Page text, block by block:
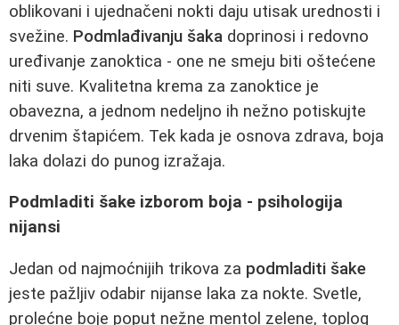
oblikovani i ujednačeni nokti daju utisak urednosti i
svežine. Podmlađivanju šaka doprinosi i redovno
uređivanje zanoktica - one ne smeju biti oštećene
niti suve. Kvalitetna krema za zanoktice je
obavezna, a jednom nedeljno ih nežno potiskujte
drvenim štapićem. Tek kada je osnova zdrava, boja
laka dolazi do punog izražaja.
Podmladiti šake izborom boja - psihologija
nijansi
Jedan od najmoćnijih trikova za podmladiti šake
jeste pažljiv odabir nijanse laka za nokte. Svetle,
prolećne boje poput nežne mentol zelene, toplog